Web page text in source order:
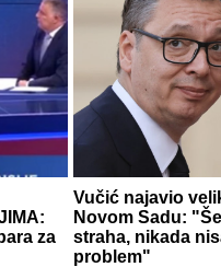
za
Vučić najavio
Novom Sadu:
straha, nikada
problem"